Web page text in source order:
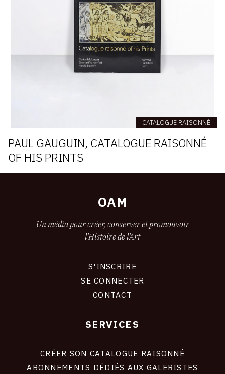
CATALOGUE RAISONNÉ
PAUL GAUGUIN, CATALOGUE RAISONNÉ
OF HIS PRINTS
OAM
Un média pour créer, conserver et promouvoir
l'Histoire de l'Art
S'INSCRIRE
SE CONNECTER
CONTACT
SERVICES
CRÉER SON CATALOGUE RAISONNÉ
ABONNEMENTS DÉDIÉS AUX GALERISTES